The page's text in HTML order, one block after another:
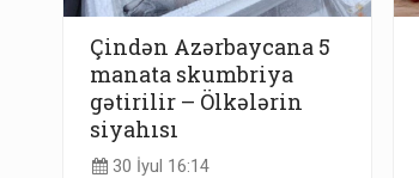
Çindən Azərbaycana 5
manata skumbriya
gətirilir – Ölkələrin
siyahısı
30 İyul 16:14